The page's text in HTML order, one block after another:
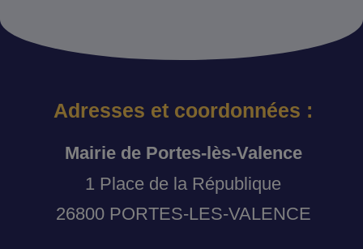
Adresses et coordonnées :
Mairie de Portes-lès-Valence
1 Place de la République
26800 PORTES-LES-VALENCE